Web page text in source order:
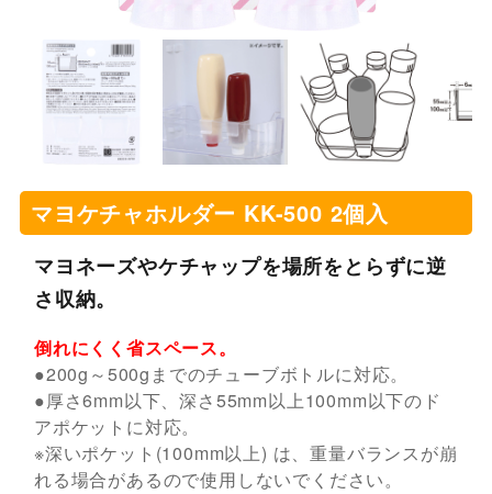
マヨケチャホルダー KK-500 2個入
マヨネーズやケチャップを場所をとらずに逆
さ収納。
倒れにくく省スペース。
●200g～500gまでのチューブボトルに対応。
●厚さ6mm以下、深さ55mm以上100mm以下のド
アポケットに対応。
※深いポケット(100mm以上) は、重量バランスが崩
れる場合があるので使用しないでください。